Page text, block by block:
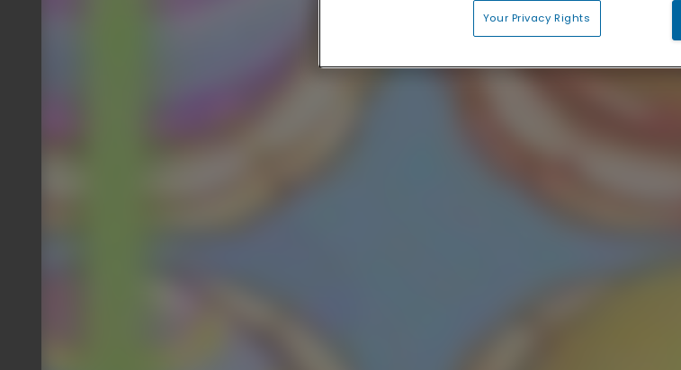
Your Privacy Rights